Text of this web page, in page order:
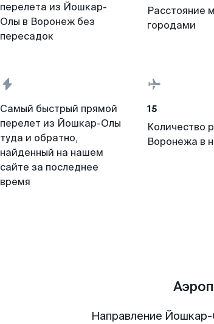
перелета из Йошкар-
Олы в Воронеж без
пересадок
Расстояние
городами
Самый быстрый прямой
перелет из Йошкар-Олы
туда и обратно,
найденный на нашем
сайте за последнее
время
15
Количество
Воронежа в
Направление